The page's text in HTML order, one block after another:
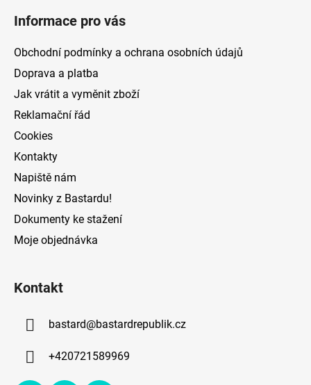
Informace pro vás
Obchodní podmínky a ochrana osobních údajů
Doprava a platba
Jak vrátit a vyměnit zboží
Reklamační řád
Cookies
Kontakty
Napiště nám
Novinky z Bastardu!
Dokumenty ke stažení
Moje objednávka
Kontakt
bastard@bastardrepublik.cz
+420721589969